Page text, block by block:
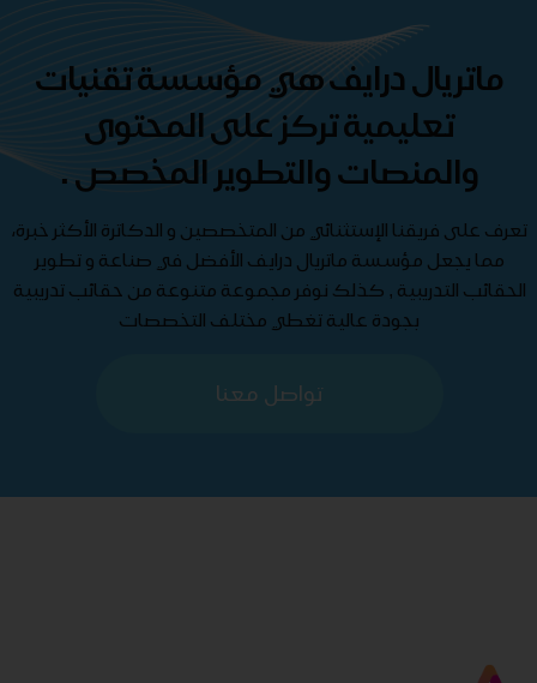
ماتريال درايف هي مؤسسة تقنيات
تعليمية تركز على المحتوى
والمنصات والتطوير المخصص .
تعرف على فريقنا الإستثنائي من المتخصصين و الدكاترة الأكثر خبرة،
مما يجعل مؤسسة ماتريال درايف الأفضل في صناعة و تطوير
الحقائب التدريبية , كذلك نوفر مجموعة متنوعة من حقائب تدريبية
بجودة عالية تغطي مختلف التخصصات
تواصل معنا